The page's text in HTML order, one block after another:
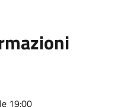
19:00